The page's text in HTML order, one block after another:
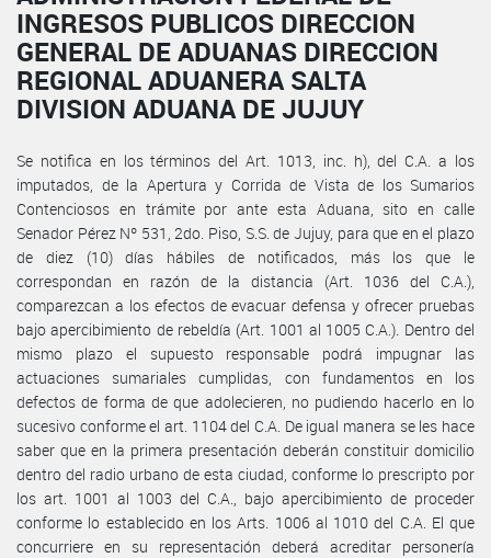
INGRESOS PUBLICOS DIRECCION
GENERAL DE ADUANAS DIRECCION
REGIONAL ADUANERA SALTA
DIVISION ADUANA DE JUJUY
Se notifica en los términos del Art. 1013, inc. h), del C.A. a los
imputados, de la Apertura y Corrida de Vista de los Sumarios
Contenciosos en trámite por ante esta Aduana, sito en calle
Senador Pérez Nº 531, 2do. Piso, S.S. de Jujuy, para que en el plazo
de diez (10) días hábiles de notificados, más los que le
correspondan en razón de la distancia (Art. 1036 del C.A.),
comparezcan a los efectos de evacuar defensa y ofrecer pruebas
bajo apercibimiento de rebeldía (Art. 1001 al 1005 C.A.). Dentro del
mismo plazo el supuesto responsable podrá impugnar las
actuaciones sumariales cumplidas, con fundamentos en los
defectos de forma de que adolecieren, no pudiendo hacerlo en lo
sucesivo conforme el art. 1104 del C.A. De igual manera se les hace
saber que en la primera presentación deberán constituir domicilio
dentro del radio urbano de esta ciudad, conforme lo prescripto por
los art. 1001 al 1003 del C.A., bajo apercibimiento de proceder
conforme lo establecido en los Arts. 1006 al 1010 del C.A. El que
concurriere en su representación deberá acreditar personería